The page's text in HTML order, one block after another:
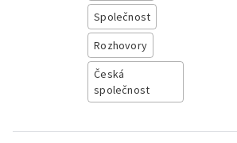
Společnost
Rozhovory
Česká
společnost